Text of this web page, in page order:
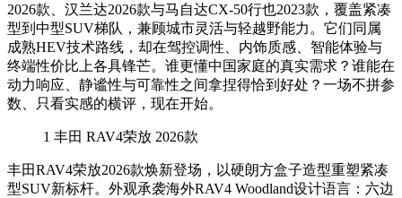
2026款、汉兰达2026款与马自达CX-50行也2023款，覆盖紧凑
型到中型SUV梯队，兼顾城市灵活与轻越野能力。它们同属
成熟HEV技术路线，却在驾控调性、内饰质感、智能体验与
终端性价比上各具锋芒。谁更懂中国家庭的真实需求？谁能在
动力响应、静谧性与可靠性之间拿捏得恰到好处？一场不拼参
数、只看实感的横评，现在开始。
1 丰田 RAV4荣放 2026款
丰田RAV4荣放2026款焕新登场，以硬朗方盒子造型重塑紧凑
型SUV新标杆。外观承袭海外RAV4 Woodland设计语言：六边